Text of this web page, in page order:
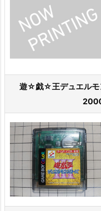
遊☆戯☆王デュエルモ